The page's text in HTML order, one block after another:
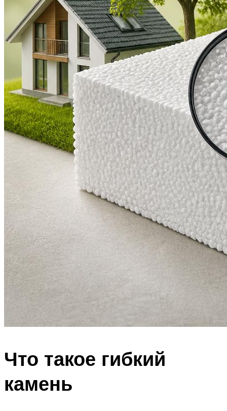
Что такое гибкий
камень